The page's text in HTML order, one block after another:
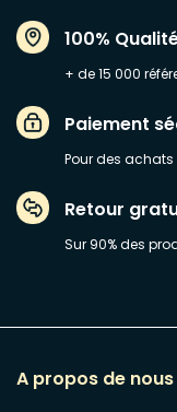
100%
+ de 15 000
Paiement
Pour des
Retour
Sur 90% des
A propos de nous